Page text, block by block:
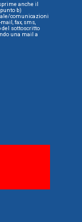
anche il
b)
comunicazioni
fax, sms,
del sottoscritto
una mail a